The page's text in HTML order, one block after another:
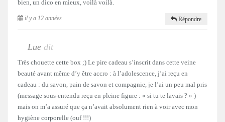
bien, un dico en mieux, voilà voilà.
il y a 12 années Répondre
Lue dit
Très chouette cette box ;) Le pire cadeau s’inscrit dans cette veine
beauté avant même d’y être accro : à l’adolescence, j’ai reçu en
cadeau : du savon, pain de savon et compagnie, je l’ai un peu mal pris
(message sous-entendu reçu en pleine figure : « si tu te lavais ? » )
mais on m’a assuré que ça n’avait absolument rien à voir avec mon
hygiène corporelle (ouf !!!)